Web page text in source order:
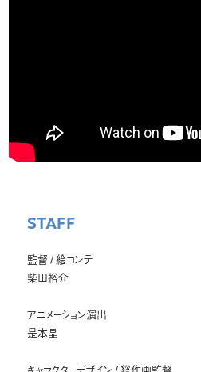
STAFF
監督 / 絵コンテ
柴田裕介
アニメーション演出
是本晶